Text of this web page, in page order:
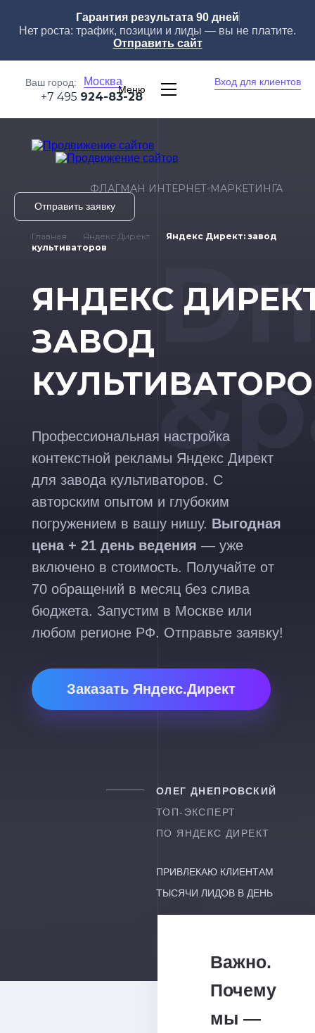
Гарантия результата 90 дней
Нет роста: трафик, позиции и лиды — вы не платите.
Отправить сайт
Ваш город: Москва
Меню
Вход для клиентов
+7 495 924-83-28
ФЛАГМАН ИНТЕРНЕТ-МАРКЕТИНГА
Отправить заявку
Главная Яндекс.Директ
Яндекс Директ: завод
культиваторов
ЯНДЕКС
ЗАВОД
Профессиональная настройка
контекстной рекламы Яндекс Директ
для завода культиваторов. С
авторским опытом и глубоким
погружением в вашу нишу. Выгодная
цена + 21 день ведения — уже
включено в стоимость. Получайте от
70 обращений в месяц без слива
бюджета. Запустим в Москве или
любом регионе РФ. Отправьте заявку!
Заказать Яндекс.Директ
ОЛЕГ ДНЕПРОВСКИЙ
ТОП-ЭКСПЕРТ
ПО ЯНДЕКС ДИРЕКТ
ПРИВЛЕКАЮ КЛИЕНТАМ
ТЫСЯЧИ ЛИДОВ В ДЕНЬ
Важно.
Почему
мы —